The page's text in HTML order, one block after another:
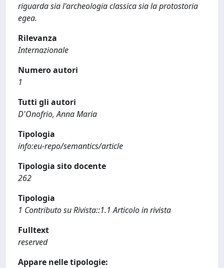
riguarda sia l'archeologia classica sia la protostoria
egea.
Rilevanza
Internazionale
Numero autori
1
Tutti gli autori
D'Onofrio, Anna Maria
Tipologia
info:eu-repo/semantics/article
Tipologia sito docente
262
Tipologia
1 Contributo su Rivista::1.1 Articolo in rivista
Fulltext
reserved
Appare nelle tipologie: